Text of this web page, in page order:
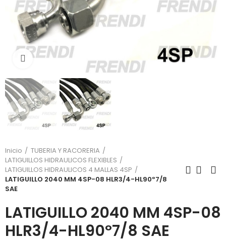
Click para agrandar
Inicio
TUBERIA Y RACORERIA
LATIGUILLOS HIDRAULICOS FLEXIBLES
LATIGUILLOS HIDRAULICOS 4 MALLAS 4SP
LATIGUILLO 2040 MM 4SP-08 HLR3/4-HL90º7/8
SAE
LATIGUILLO 2040 MM 4SP-08
HLR3/4-HL90º7/8 SAE